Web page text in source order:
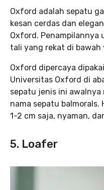
Oxford adalah sepatu
kesan cerdas dan
Oxford. Penampilannya
tali yang rekat di bawah
Oxford dipercaya
Universitas Oxford di
sepatu jenis ini
nama sepatu balmorals.
1-2 cm saja, nyaman,
5. Loafer